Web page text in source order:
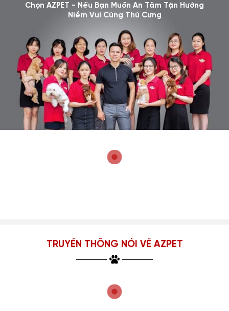
Chọn AZPET - Nếu Bạn Muốn An Tâm Tận Hưởng
Niềm Vui Cùng Thú Cưng
TRUYỀN THÔNG NÓI VỀ AZPET